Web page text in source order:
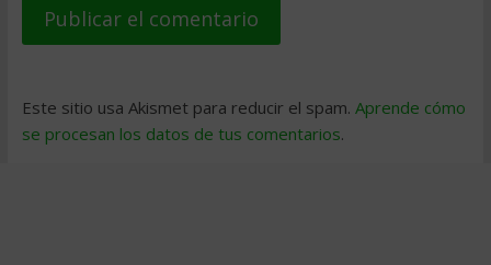
Este sitio usa Akismet para reducir el spam. Aprende cómo
se procesan los datos de tus comentarios.